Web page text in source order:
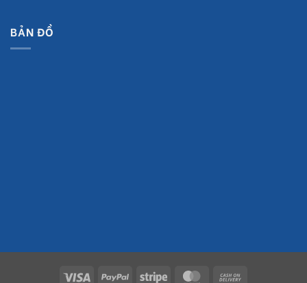
BẢN ĐỒ
Visa PayPal Stripe MasterCard